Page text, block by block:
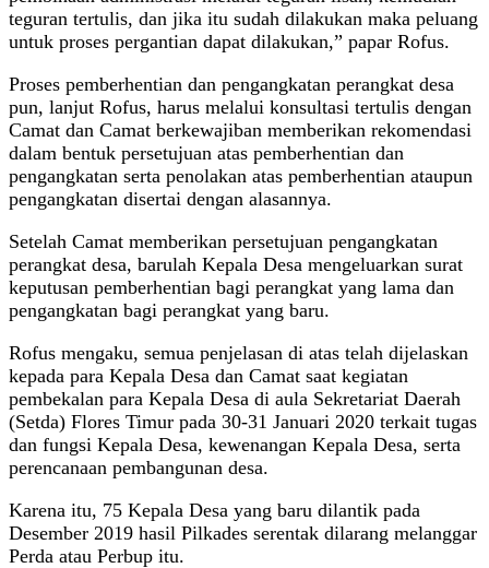
teguran tertulis, dan jika itu sudah dilakukan maka peluang
untuk proses pergantian dapat dilakukan,” papar Rofus.
Proses pemberhentian dan pengangkatan perangkat desa
pun, lanjut Rofus, harus melalui konsultasi tertulis dengan
Camat dan Camat berkewajiban memberikan rekomendasi
dalam bentuk persetujuan atas pemberhentian dan
pengangkatan serta penolakan atas pemberhentian ataupun
pengangkatan disertai dengan alasannya.
Setelah Camat memberikan persetujuan pengangkatan
perangkat desa, barulah Kepala Desa mengeluarkan surat
keputusan pemberhentian bagi perangkat yang lama dan
pengangkatan bagi perangkat yang baru.
Rofus mengaku, semua penjelasan di atas telah dijelaskan
kepada para Kepala Desa dan Camat saat kegiatan
pembekalan para Kepala Desa di aula Sekretariat Daerah
(Setda) Flores Timur pada 30-31 Januari 2020 terkait tugas
dan fungsi Kepala Desa, kewenangan Kepala Desa, serta
perencanaan pembangunan desa.
Karena itu, 75 Kepala Desa yang baru dilantik pada
Desember 2019 hasil Pilkades serentak dilarang melanggar
Perda atau Perbup itu.